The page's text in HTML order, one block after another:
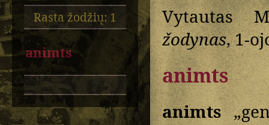
Rasta žodžių: 1
animts
Vytautas
žodynas, 1-
animts
animts